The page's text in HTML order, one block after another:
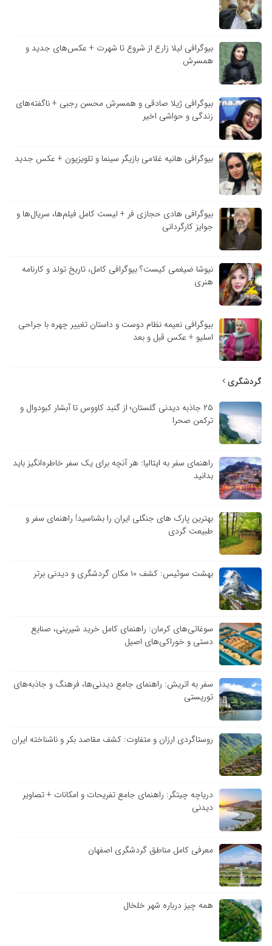
بیوگرافی لیلا زارع از شروع تا شهرت + عکس‌های جدید و
همسرش
بیوگرافی ژیلا صادقی و همسرش محسن رجبی + ناگفته‌های
زندگی و حواشی اخیر
بیوگرافی هانیه غلامی بازیگر سینما و تلویزیون + عکس جدید
بیوگرافی هادی حجازی فر + لیست کامل فیلم‌ها، سریال‌ها و
جوایز کارگردانی
نیوشا ضیغمی کیست؟ بیوگرافی کامل، تاریخ تولد و کارنامه
هنری
بیوگرافی نعیمه نظام دوست و داستان تغییر چهره با جراحی
اسلیو + عکس قبل و بعد
گردشگری
۲۵ جاذبه دیدنی گلستان؛ از گنبد کاووس تا آبشار کبودوال و
ترکمن صحرا
راهنمای سفر به ایتالیا: هر آنچه برای یک سفر خاطره‌انگیز باید
بدانید
بهترین پارک های جنگلی ایران را بشناسید! راهنمای سفر و
طبیعت گردی
بهشت سوئیس: کشف ۱۰ مکان گردشگری و دیدنی برتر
سوغاتی‌های کرمان: راهنمای کامل خرید شیرینی، صنایع
دستی و خوراکی‌های اصیل
سفر به اتریش: راهنمای جامع دیدنی‌ها، فرهنگ و جاذبه‌های
توریستی
روستاگردی ارزان و متفاوت: کشف مقاصد بکر و ناشناخته ایران
دریاچه چیتگر: راهنمای جامع تفریحات و امکانات + تصاویر
دیدنی
معرفی کامل مناطق گردشگری اصفهان
همه چیز درباره شهر خلخال